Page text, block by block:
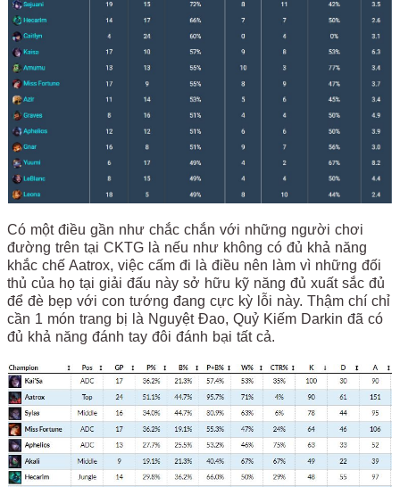
Có một điều gần như chắc chắn với những người chơi
đường trên tại CKTG là nếu như không có đủ khả năng
khắc chế Aatrox, việc cấm đi là điều nên làm vì những đối
thủ của họ tại giải đấu này sở hữu kỹ năng đủ xuất sắc đủ
để đè bẹp với con tướng đang cực kỳ lỗi này. Thậm chí chỉ
cần 1 món trang bị là Nguyệt Đao, Quỷ Kiếm Darkin đã có
đủ khả năng đánh tay đôi đánh bại tất cả.